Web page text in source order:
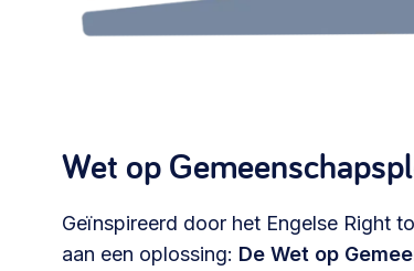
Wet op
Geïnspireerd door het Engelse Right
aan een oplossing: De Wet op